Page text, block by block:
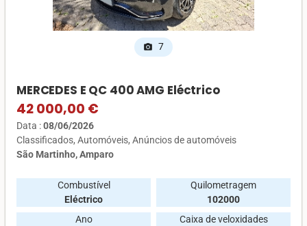
photo_camera 7
MERCEDES E QC 400 AMG Eléctrico
42 000,00 €
Data :08/06/2026
Classificados Automóveis Anúncios de automóveis
São Martinho, Amparo
Combustível
Eléctrico
Quilometragem
102000
Ano
Caixa de veloxidades